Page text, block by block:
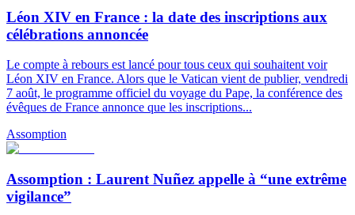
Léon XIV en France : la date des inscriptions aux
célébrations annoncée
Le compte à rebours est lancé pour tous ceux qui souhaitent voir
Léon XIV en France. Alors que le Vatican vient de publier, vendredi
7 août, le programme officiel du voyage du Pape, la conférence des
évêques de France annonce que les inscriptions...
Assomption
Assomption : Laurent Nuñez appelle à “une extrême
vigilance”